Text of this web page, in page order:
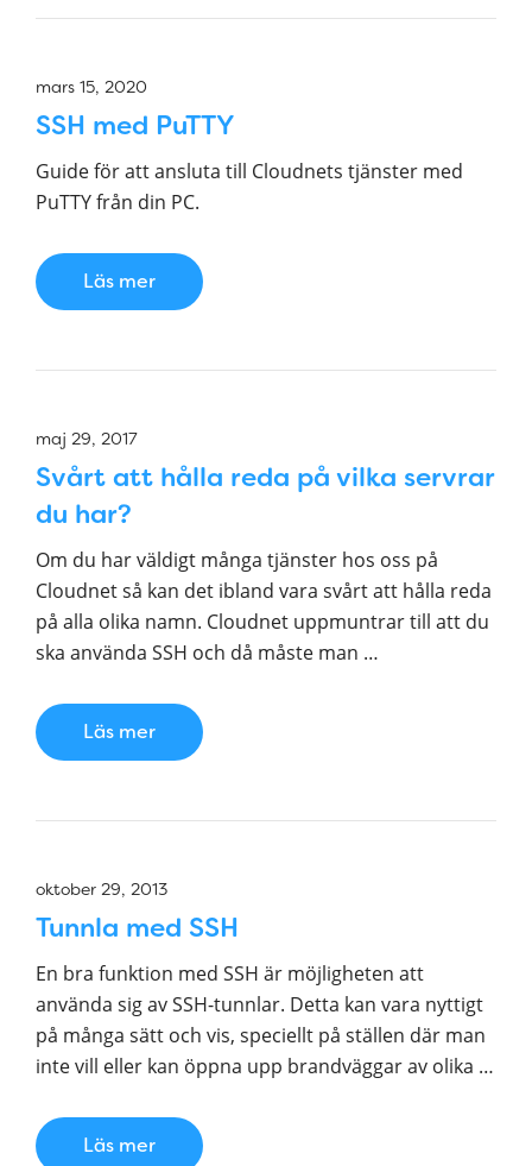
mars 15, 2020
SSH med PuTTY
Guide för att ansluta till Cloudnets tjänster med
PuTTY från din PC.
Läs mer
maj 29, 2017
Svårt att hålla reda på vilka servrar
du har?
Om du har väldigt många tjänster hos oss på
Cloudnet så kan det ibland vara svårt att hålla reda
på alla olika namn. Cloudnet uppmuntrar till att du
ska använda SSH och då måste man …
Läs mer
oktober 29, 2013
Tunnla med SSH
En bra funktion med SSH är möjligheten att
använda sig av SSH-tunnlar. Detta kan vara nyttigt
på många sätt och vis, speciellt på ställen där man
inte vill eller kan öppna upp brandväggar av olika …
Läs mer